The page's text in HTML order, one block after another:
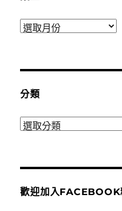
彙
分類
分
歡迎加入FACEBOOK